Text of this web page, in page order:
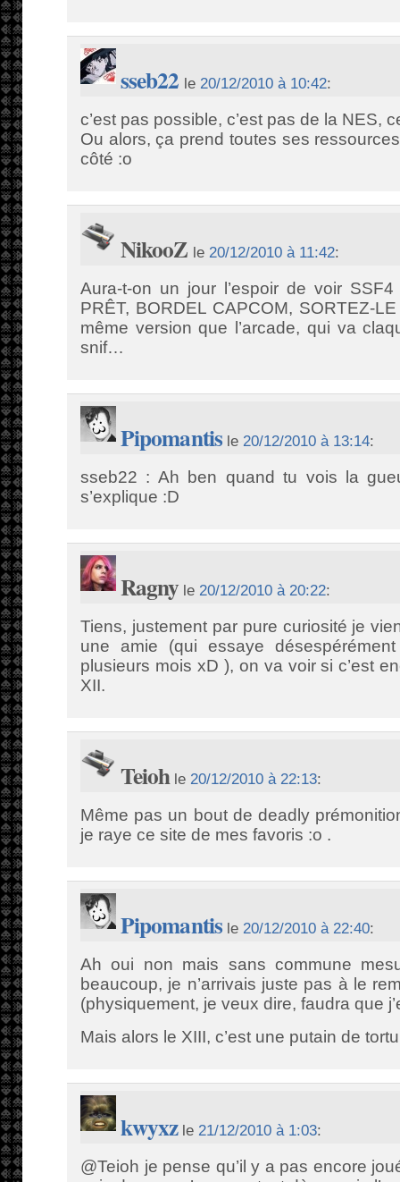
sseb22 le 20/12/2010 à 10:42:
c’est pas possible, c’est pas de la NES,
Ou alors, ça prend toutes ses
côté :o
NikooZ le 20/12/2010 à 11:42:
Aura-t-on un jour l’espoir de voir
PRÊT, BORDEL CAPCOM, SORTEZ-
même version que l’arcade, qui va
snif…
Pipomantisle 20/12/2010 à 13:14:
sseb22 : Ah ben quand tu vois la
s’explique :D
Ragny le20/12/2010 à 20:22:
Tiens, justement par pure curiosité je
une amie (qui essaye
plusieurs mois xD ), on va voir si c’est
XII.
Teiohle20/12/2010 à 22:13:
Même pas un bout de deadly
je raye ce site de mes favoris :o .
Pipomantisle 20/12/2010 à 22:40:
Ah oui non mais sans commune
beaucoup, je n’arrivais juste pas à le
(physiquement, je veux dire, faudra que
Mais alors le XIII, c’est une putain de
kwyxzle21/12/2010 à 1:03:
@Teioh je pense qu’il y a pas encore